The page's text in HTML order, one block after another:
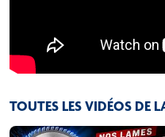
TOUTES LES VIDÉOS DE